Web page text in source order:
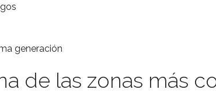
generación
de las zonas más